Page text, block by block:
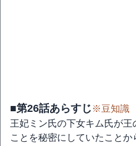
■第26話あらすじ ※豆知識
王妃ミン氏の下女キム氏が
ことを秘密にしていたこと